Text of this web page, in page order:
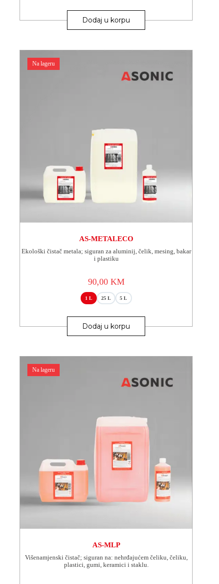
Dodaj u korpu
proizvod
ima
Opcije
odabrati
Na lageru
AS-METALECO
Ekološki čistač metala; siguran za aluminij, čelik, mesing, bakar
i plastiku
90,00 KM
1 L 25 L 5 L
Dodaj u korpu
proizvod
ima
Opcije
odabrati
Na lageru
AS-MLP
Višenamjenski čistač; siguran na: nehrđajućem čeliku, čeliku,
plastici, gumi, keramici i staklu.